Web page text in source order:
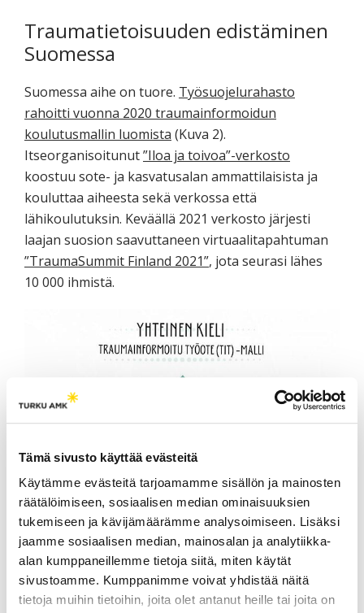
Tämä sivusto käyttää evästeitä
Käytämme evästeitä tarjoamamme sisällön ja mainosten
räätälöimiseen, sosiaalisen median ominaisuuksien
tukemiseen ja kävijämäärämme analysoimiseen. Lisäksi
jaamme sosiaalisen median, mainosalan ja analytiikka-
alan kumppaneillemme tietoja siitä, miten käytät
sivustoamme. Kumppanimme voivat yhdistää näitä
tietoja muihin tietoihin, joita olet antanut heille tai joita on
Traumatietoisuuden edistäminen
Suomessa
Suomessa aihe on tuore. Työsuojelurahasto
rahoitti vuonna 2020 traumainformoidun
koulutusmallin luomista (Kuva 2).
Itseorganisoitunut”Iloa ja toivoa”-verkosto
koostuu sote- ja kasvatusalan ammattilaisista ja
kouluttaa aiheesta sekä verkossa että
lähikoulutuksin. Keväällä 2021 verkosto järjesti
laajan suosion saavuttaneen virtuaalitapahtuman
”TraumaSummit Finland 2021”, jota seurasi lähes
10 000 ihmistä.